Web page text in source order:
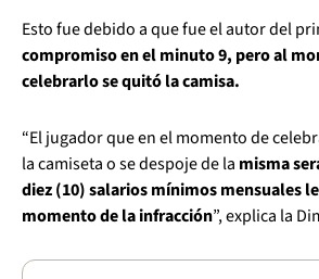
Esto fue debido a que fue el autor del
compromiso en el minuto 9, pero al
celebrarlo se quitó la camisa.
“El jugador que en el momento de
la camiseta o se despoje de la misma
diez (10) salarios mínimos mensuales
momento de la infracción”, explica la